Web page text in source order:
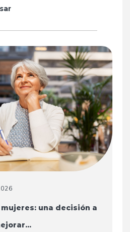
una decisión a